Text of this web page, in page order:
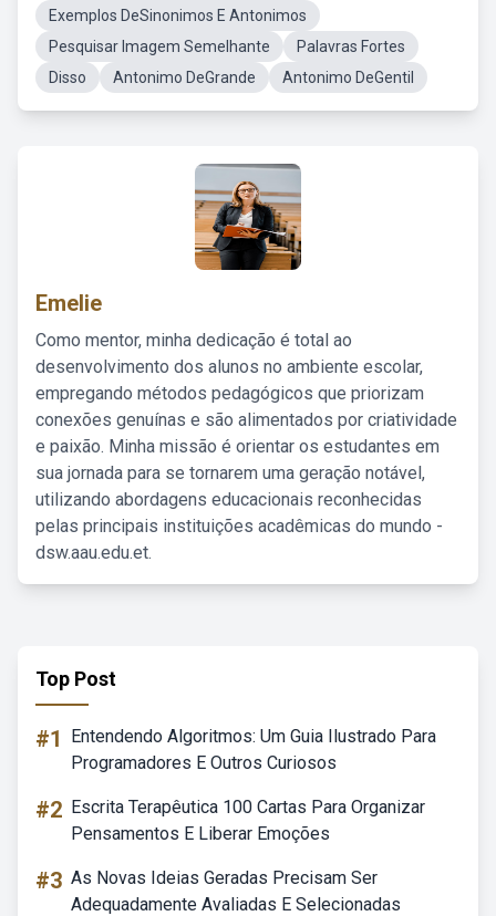
Exemplos DeSinonimos E Antonimos
Pesquisar Imagem Semelhante
Palavras Fortes
Disso
Antonimo DeGrande Antonimo DeGentil
Emelie
Como mentor, minha dedicação é total ao
desenvolvimento dos alunos no ambiente escolar,
empregando métodos pedagógicos que priorizam
conexões genuínas e são alimentados por criatividade
e paixão. Minha missão é orientar os estudantes em
sua jornada para se tornarem uma geração notável,
utilizando abordagens educacionais reconhecidas
pelas principais instituições acadêmicas do mundo -
dsw.aau.edu.et.
Top Post
#1
Entendendo Algoritmos: Um Guia Ilustrado Para
Programadores E Outros Curiosos
#2 Escrita Terapêutica 100 Cartas Para Organizar
Pensamentos E Liberar Emoções
#3 As Novas Ideias Geradas Precisam Ser
Adequadamente Avaliadas E Selecionadas